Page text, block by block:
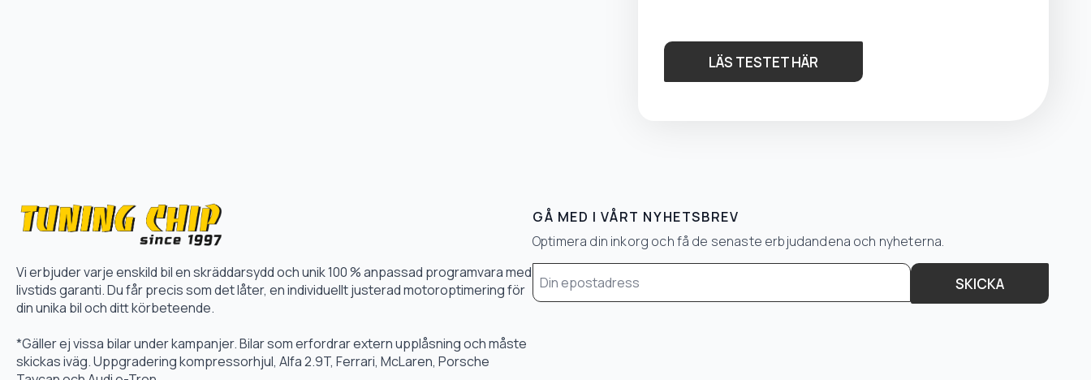
LÄS TESTET HÄR
Vi erbjuder varje enskild bil en skräddarsydd och unik 100 % anpassad programvara med
livstids garanti. Du får precis som det låter, en individuellt justerad motoroptimering för
din unika bil och ditt körbeteende.
*Gäller ej vissa bilar under kampanjer. Bilar som erfordrar extern upplåsning och måste
skickas iväg. Uppgradering kompressorhjul, Alfa 2.9T, Ferrari, McLaren, Porsche
GÅ MED I VÅRT NYHETSBREV
Optimera din inkorg och få de senaste erbjudandena och nyheterna.
Email
* SKICKA